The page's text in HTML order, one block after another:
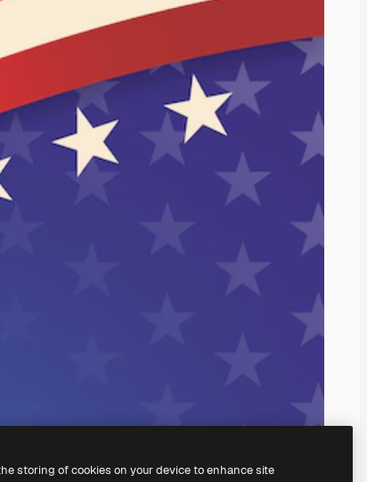
storing of cookies on your device to enhance site